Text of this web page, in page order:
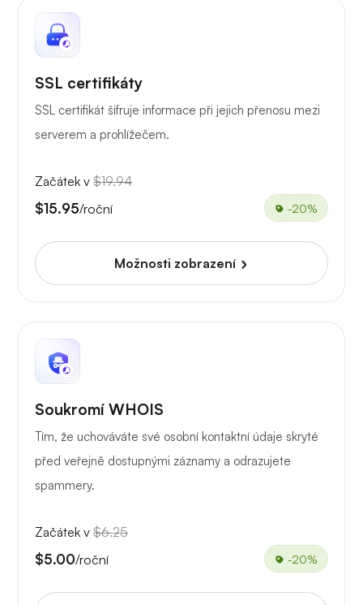
SSL certifikáty
SSL certifikát šifruje informace při jejich přenosu mezi
serverem a prohlížečem.
Začátek v $19.94
$15.95/roční -20%
Možnosti zobrazení
Soukromí WHOIS
Tím, že uchováváte své osobní kontaktní údaje skryté
před veřejně dostupnými záznamy a odrazujete
spammery.
Začátek v $6.25
$5.00/roční -20%